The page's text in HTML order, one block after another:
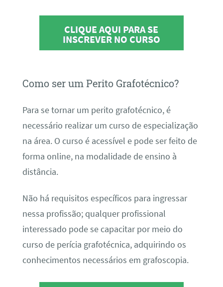
CLIQUE AQUI PARA SE
INSCREVER NO CURSO
Como ser um Perito Grafotécnico?
Para se tornar um perito grafotécnico, é
necessário realizar um curso de especialização
na área. O curso é acessível e pode ser feito de
forma online, na modalidade de ensino à
distância.
Não há requisitos específicos para ingressar
nessa profissão; qualquer profissional
interessado pode se capacitar por meio do
curso de perícia grafotécnica, adquirindo os
conhecimentos necessários em grafoscopia.